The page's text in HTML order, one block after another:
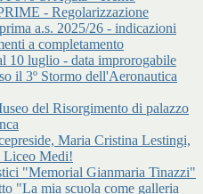
- Regolarizzazione
a.s. 2025/26 - indicazioni
a completamento
10 luglio - data improrogabile
il 3º Stormo dell'Aeronautica
del Risorgimento di palazzo
Maria Cristina Lestingi,
Medi!
"Memorial Gianmaria Tinazzi"
"La mia scuola come galleria